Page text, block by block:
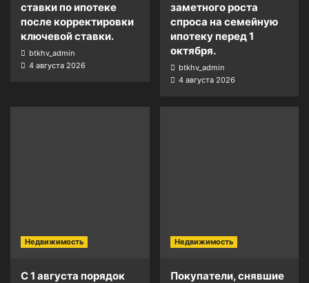
ставки по ипотеке
после корректировки
ключевой ставки.
btkhv_admin
4 августа 2026
заметного роста
спроса на семейную
ипотеку перед 1
октября.
btkhv_admin
4 августа 2026
Недвижимость
С 1 августа порядок
Недвижимость
Покупатели, снявшие